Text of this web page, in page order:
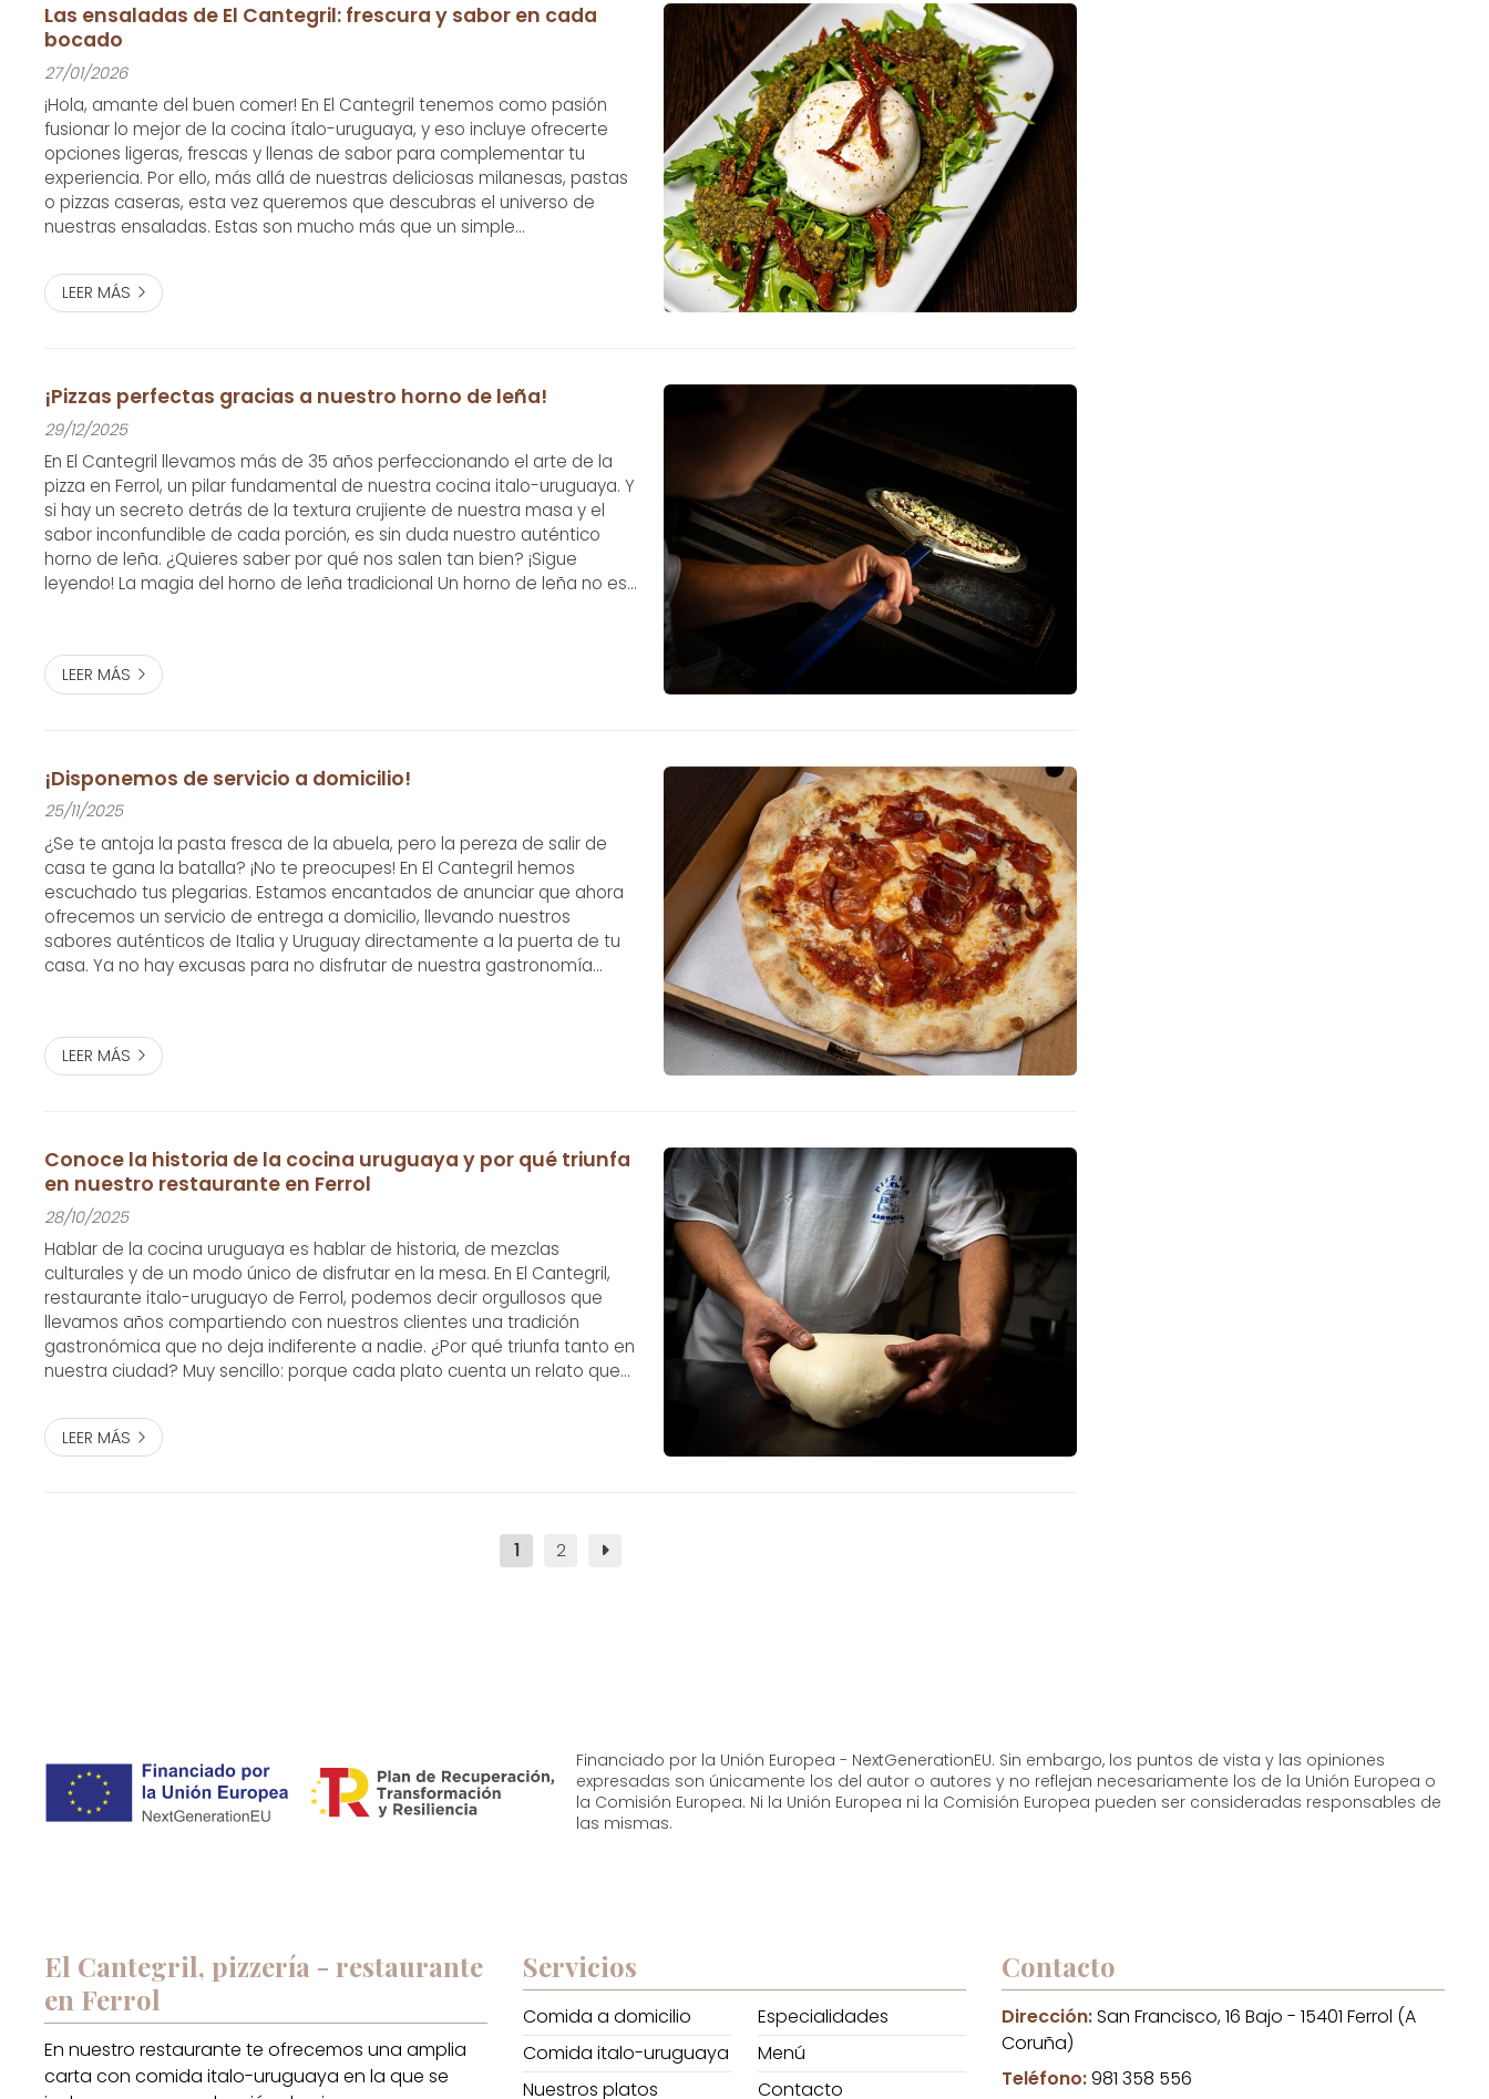
Las ensaladas de El Cantegril: frescura y sabor en cada
bocado
27/01/2026
¡Hola, amante del buen comer! En El Cantegril tenemos como pasión
fusionar lo mejor de la cocina ítalo-uruguaya, y eso incluye ofrecerte
opciones ligeras, frescas y llenas de sabor para complementar tu
experiencia. Por ello, más allá de nuestras deliciosas milanesas, pastas
o pizzas caseras, esta vez queremos que descubras el universo de
nuestras ensaladas. Estas son mucho más que un simple
más que lechuga y tomate Sabemos que...
LEER MÁS
¡Pizzas perfectas gracias a nuestro horno de leña!
29/12/2025
En El Cantegril llevamos más de 35 años perfeccionando el arte de la
pizza en Ferrol, un pilar fundamental de nuestra cocina italo-uruguaya. Y
si hay un secreto detrás de la textura crujiente de nuestra masa y el
sabor inconfundible de cada porción, es sin duda nuestro auténtico
horno de leña. ¿Quieres saber por qué nos salen tan bien? ¡Sigue
leyendo! La magia del horno de leña tradicional Un horno de leña no es
LEER MÁS
¡Disponemos de servicio a domicilio!
25/11/2025
¿Se te antoja la pasta fresca de la abuela, pero la pereza de salir de
casa te gana la batalla? ¡No te preocupes! En El Cantegril hemos
escuchado tus plegarias. Estamos encantados de anunciar que ahora
ofrecemos un servicio de entrega a domicilio, llevando nuestros
sabores auténticos de Italia y Uruguay directamente a la puerta de tu
casa. Ya no hay excusas para no disfrutar de nuestra gastronomía
LEER MÁS
Conoce la historia de la cocina uruguaya y por qué triunfa
en nuestro restaurante en Ferrol
28/10/2025
Hablar de la cocina uruguaya es hablar de historia, de mezclas
culturales y de un modo único de disfrutar en la mesa. En El Cantegril,
restaurante italo-uruguayo de Ferrol, podemos decir orgullosos que
llevamos años compartiendo con nuestros clientes una tradición
gastronómica que no deja indiferente a nadie. ¿Por qué triunfa tanto en
nuestra ciudad? Muy sencillo: porque cada plato cuenta un relato que
base de esta cocina se...
LEER MÁS
1 2
Financiado por la Unión Europea - NextGenerationEU. Sin embargo, los puntos de vista y las opiniones
expresadas son únicamente los del autor o autores y no reflejan necesariamente los de la Unión Europea o
la Comisión Europea. Ni la Unión Europea ni la Comisión Europea pueden ser consideradas responsables de
las mismas.
El Cantegril, pizzería - restaurante
en Ferrol
En nuestro restaurante te ofrecemos una amplia
carta con comida italo-uruguaya en la que se
Servicios
Comida a domicilio
Especialidades
Comida italo-uruguaya
Menú
Nuestros platos
Contacto
Contacto
Dirección:San Francisco, 16 Bajo - 15401 Ferrol (A
Coruña)
Teléfono:981 358 556